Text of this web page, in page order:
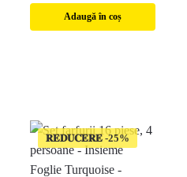
Adaugă în coș
𝐑𝐄𝐃𝐔𝐂𝐄𝐑𝐄